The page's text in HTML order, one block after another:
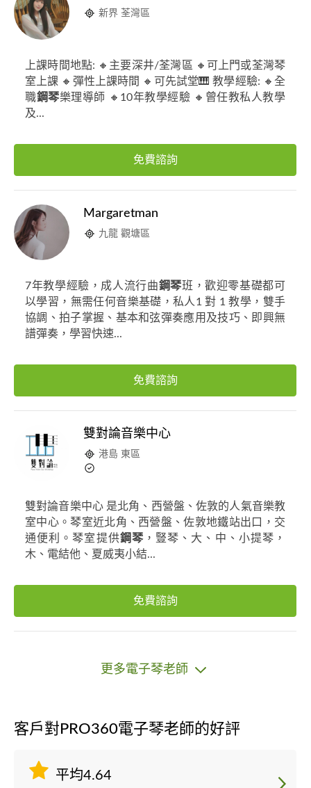
新界 荃灣區
上課時間地點: 🔸主要深井/荃灣區 🔸可上門或荃灣琴
室上課 🔸彈性上課時間 🔸可先試堂🎹 教學經驗: 🔸全
職鋼琴樂理導師 🔸10年教學經驗 🔸曾任教私人教學
及...
免費諮詢
Margaretman
九龍 觀塘區
7年教學經驗，成人流行曲鋼琴班，歡迎零基礎都可
以學習，無需任何音樂基礎，私人1 對 1 教學，雙手
協調、拍子掌握、基本和弦彈奏應用及技巧、即興無
譜彈奏，學習快速...
免費諮詢
雙對論音樂中心
港島 東區
雙對論音樂中心 是北角、西營盤、佐敦的人氣音樂教
室中心。琴室近北角、西營盤、佐敦地鐵站出口，交
通便利。琴室提供鋼琴，豎琴、大、中、小提琴，
木、電結他、夏威夷小結...
免費諮詢
更多電子琴老師
客戶對PRO360電子琴老師的好評
平均4.64